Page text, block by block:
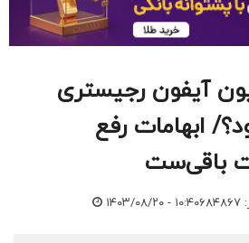
آیفون رجیستری
ابهامات رفع
باقی‌ست
۱۴۰۳/۰۸/۲۰ - ۱۰:۴۰